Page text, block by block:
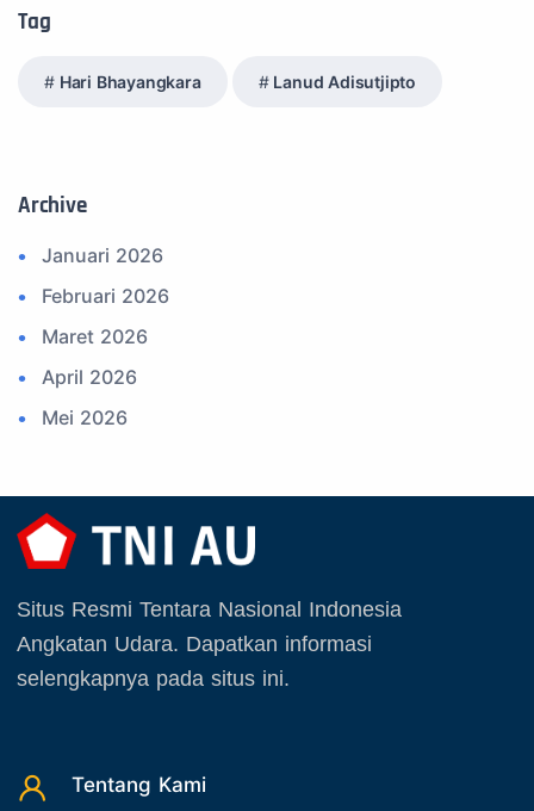
7. Spam Bukan Berita TNI
9. Tni au
12. Federasi Aero Sport Indonesia
13. Satuan Karya Dirgantara - Pramuka
14. Komite Olahraga Militer Indonesia (komi)
15. Upacara
16. Sertijab
17. Potensi Kedirgantaraan
19. Agenda TNI
20. Agenda TNI AU
22. Latihan TNI
23. Operasi TNI
26. Agenda Yasarini
Tag
Hari Bhayangkara Lanud Adisutjipto
Archive
Januari 2026
Februari 2026
Maret 2026
April 2026
Mei 2026
Juli 2026
Agustus 2026
Oktober 2025
November 2025
Situs Resmi Tentara Nasional Indonesia
Angkatan Udara. Dapatkan informasi
selengkapnya pada situs ini.
Tentang Kami